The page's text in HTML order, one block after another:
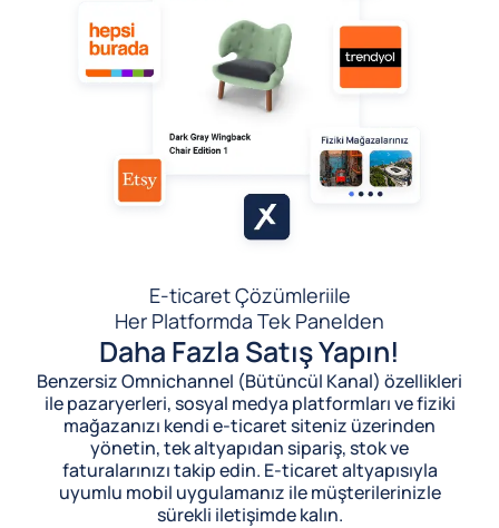
E-ticaret Çözümleriile
Her Platformda Tek Panelden
Daha Fazla Satış Yapın!
Benzersiz Omnichannel (Bütüncül Kanal) özellikleri
ile pazaryerleri, sosyal medya platformları ve fiziki
mağazanızı kendi e-ticaret siteniz üzerinden
yönetin, tek altyapıdan sipariş, stok ve
faturalarınızı takip edin. E-ticaret altyapısıyla
uyumlu mobil uygulamanız ile müşterilerinizle
sürekli iletişimde kalın.